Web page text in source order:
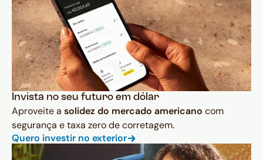
Invista no seu futuro em dólar
Aproveite a solidez do mercado americano com
segurança e taxa zero de corretagem.
Quero investir no exterior